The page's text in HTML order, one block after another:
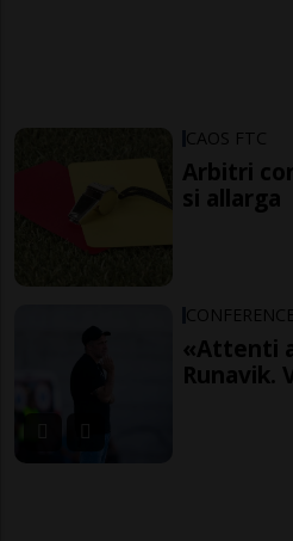
CAOS FTC
Arbitri
si allarga
«Attenti
Runavik.